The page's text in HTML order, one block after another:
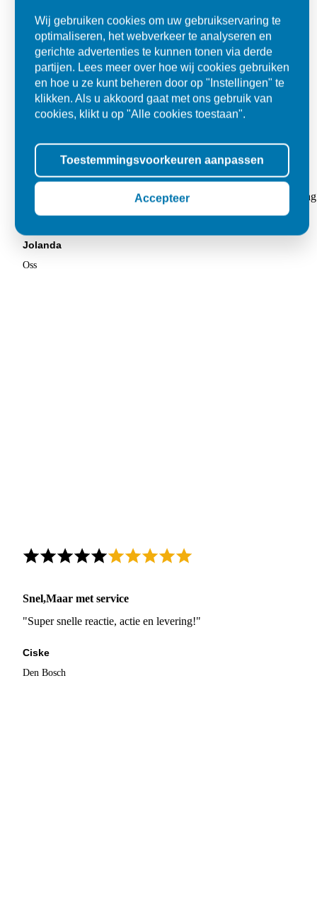
Super
"Goed geholpen bij aankoop en zeer klantvriendelijk. De
tegels voor in de tuin."
Jolanda
Oss
Snel,Maar met service
"Super snelle reactie, actie en levering!"
Ciske
Den Bosch
Wij gebruiken cookies om uw gebruikservaring te
optimaliseren, het webverkeer te analyseren en
gerichte advertenties te kunnen tonen via derde
partijen. Lees meer over hoe wij cookies gebruiken
en hoe u ze kunt beheren door op "Instellingen" te
klikken. Als u akkoord gaat met ons gebruik van
cookies, klikt u op "Alle cookies toestaan".
Toestemmingsvoorkeuren aanpassen
Accepteer